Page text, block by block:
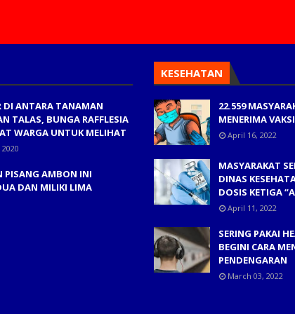
DI ANTARA TANAMAN
TALAS, BUNGA RAFFLESIA
WARGA UNTUK MELIHAT
PISANG AMBON INI
DAN MILIKI LIMA
KESEHATAN
22.559
MENERIMA
April 16, 2022
MASYARAKAT
DINAS
DOSIS KETIGA
April 11, 2022
SERING PAKAI
BEGINI CARA
PENDENGARAN
March 03, 2022